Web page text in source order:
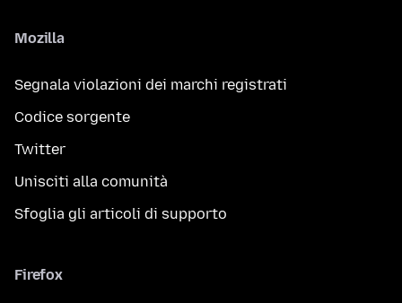
Mozilla
Segnala violazioni dei marchi registrati
Codice sorgente
Twitter
Unisciti alla comunità
Sfoglia gli articoli di supporto
Firefox